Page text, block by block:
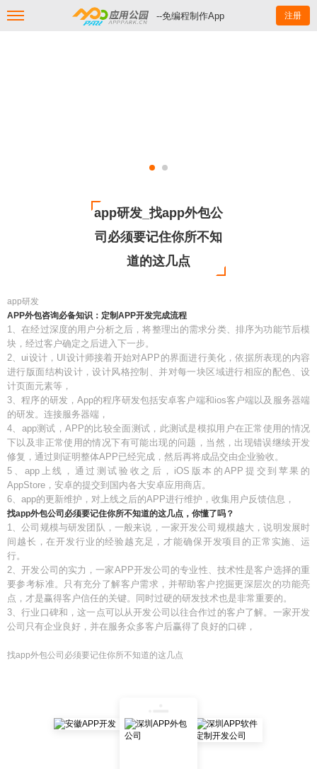
--免编程制作App 注册
app研发_找app外包公
司必须要记住你所不知
道的这几点
app研发
APP外包咨询必备知识：定制APP开发完成流程
1、在经过深度的用户分析之后，将整理出的需求分类、排序为功能节后模
块，经过客户确定之后进入下一步。
2、ui设计，UI设计师接着开始对APP的界面进行美化，依据所表现的内容
进行版面结构设计，设计风格控制、并对每一块区域进行相应的配色、设
计页面元素等，
3、程序的研发，App的程序研发包括安卓客户端和ios客户端以及服务器端
的研发。连接服务器端，
4、app测试，APP的比较全面测试，此测试是模拟用户在正常使用的情况
下以及非正常使用的情况下有可能出现的问题，当然，出现错误继续开发
修复，通过则证明整体APP已经完成，然后再将成品交由企业验收。
5、app上线，通过测试验收之后，iOS版本的APP提交到苹果的
AppStore，安卓的提交到国内各大安卓应用商店。
6、app的更新维护，对上线之后的APP进行维护，收集用户反馈信息，
找app外包公司必须要记住你所不知道的这几点，你懂了吗？
1、公司规模与研发团队，一般来说，一家开发公司规模越大，说明发展时
间越长，在开发行业的经验越充足，才能确保开发项目的正常实施、运
行。
2、开发公司的实力，一家APP开发公司的专业性、技术性是客户选择的重
要参考标准。只有充分了解客户需求，并帮助客户挖掘更深层次的功能亮
点，才是赢得客户信任的关键。同时过硬的研发技术也是非常重要的。
3、行业口碑和，这一点可以从开发公司以往合作过的客户了解。一家开发
公司只有企业良好，并在服务众多客户后赢得了良好的口碑，
找app外包公司必须要记住你所不知道的这几点